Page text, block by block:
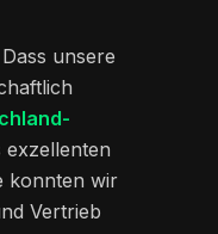
unsere
exzellenten
konnten wir
Vertrieb